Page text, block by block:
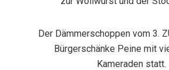
Der Dämmerschoppen vom 3.
Bürgerschänke Peine mit
Kameraden statt.